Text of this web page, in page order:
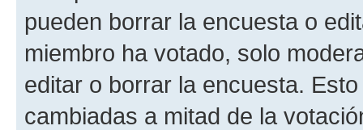
pueden borrar la encuesta o
miembro ha votado, solo
editar o borrar la encuesta.
cambiadas a mitad de la